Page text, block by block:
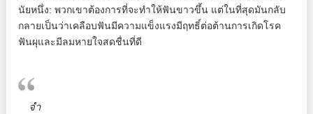
นัยหนึ่ง: พวกเขาต้องการที่จะทำให้ฟันขาวขึ้น แต่ในที่สุดมันกลับ
กลายเป็นว่าเคลือบฟันมีความแข็งแรงมีฤทธิ์ต่อต้านการเกิดโรค
ฟันผุและมีลมหายใจสดชื่นที่ดี
จำ